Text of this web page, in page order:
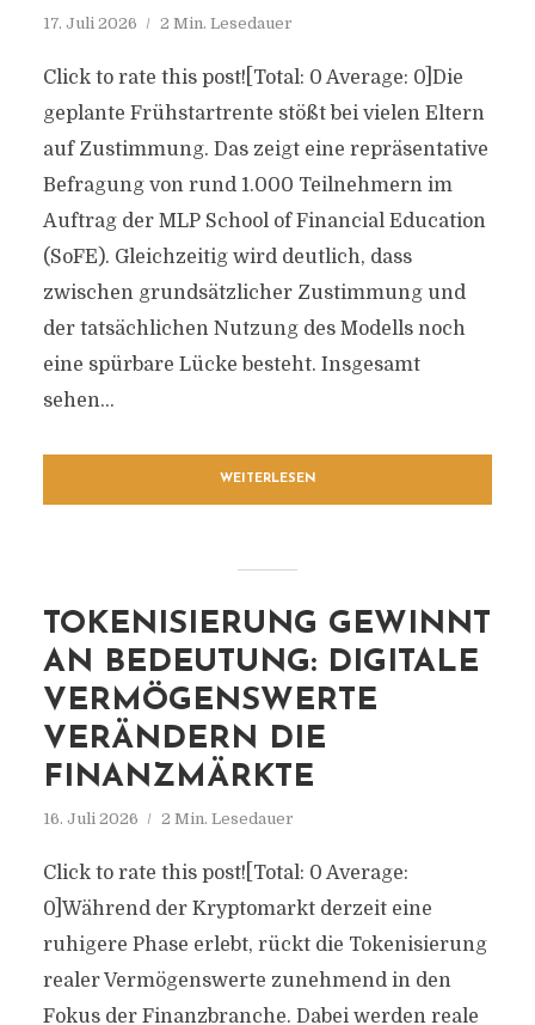
17. Juli 2026 2 Min. Lesedauer
Click to rate this post![Total: 0 Average: 0]Die
geplante Frühstartrente stößt bei vielen Eltern
auf Zustimmung. Das zeigt eine repräsentative
Befragung von rund 1.000 Teilnehmern im
Auftrag der MLP School of Financial Education
(SoFE). Gleichzeitig wird deutlich, dass
zwischen grundsätzlicher Zustimmung und
der tatsächlichen Nutzung des Modells noch
eine spürbare Lücke besteht. Insgesamt
sehen...
WEITERLESEN
TOKENISIERUNG GEWINNT
AN BEDEUTUNG: DIGITALE
VERMÖGENSWERTE
VERÄNDERN DIE
FINANZMÄRKTE
16. Juli 2026 2 Min. Lesedauer
Click to rate this post![Total: 0 Average:
0]Während der Kryptomarkt derzeit eine
ruhigere Phase erlebt, rückt die Tokenisierung
realer Vermögenswerte zunehmend in den
Fokus der Finanzbranche. Dabei werden reale